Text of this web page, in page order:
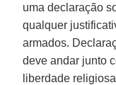
uma declaração
qualquer
armados.
deve andar junto
liberdade